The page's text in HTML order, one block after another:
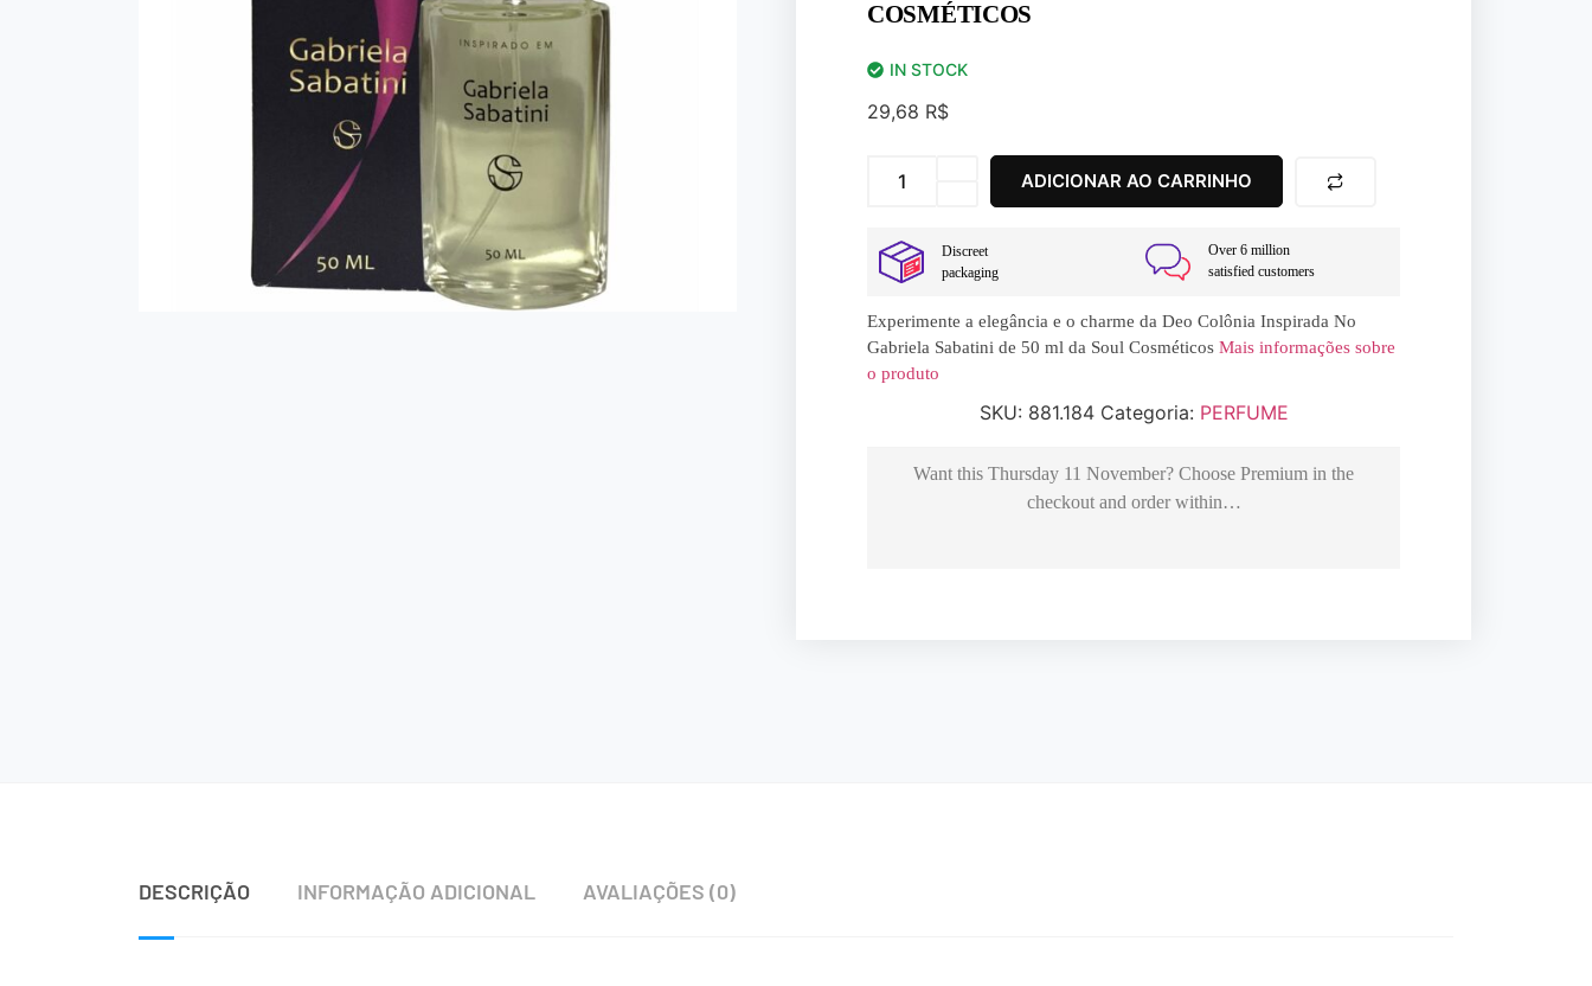
COSMÉTICOS
IN STOCK
29,68 R$
ADICIONAR AO CARRINHO
Discreet
packaging
Over 6 million
satisfied customers
Experimente a elegância e o charme da Deo Colônia Inspirada No
Gabriela Sabatini de 50 ml da Soul Cosméticos Mais informações sobre
o produto
SKU: 881.184 Categoria: PERFUME
Want this Thursday 11 November? Choose Premium in the
checkout and order within…
DESCRIÇÃO INFORMAÇÃO ADICIONAL AVALIAÇÕES (0)